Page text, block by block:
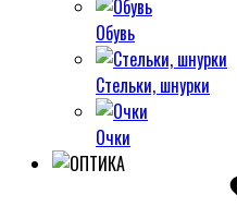
Обувь
Стельки, шнурки
Очки